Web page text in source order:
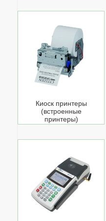
Киоск принтеры
(встроенные
принтеры)